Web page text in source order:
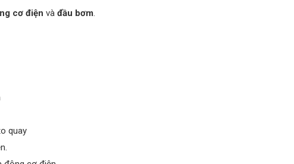
cơ điện và đầu bơm
quay